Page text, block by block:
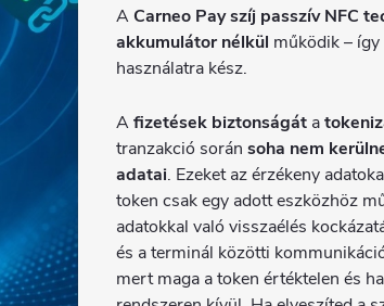
ACarneo Pay szíj passzív NFC
akkumulátor nélkül működik –
használatra kész.
Afizetések biztonságát a
tranzakció soránsoha nem
adatai. Ezeket az érzékeny
token csak egy adott eszközhöz
adatokkal való visszaélés
és a terminál közötti
mert maga a token értéktelen és